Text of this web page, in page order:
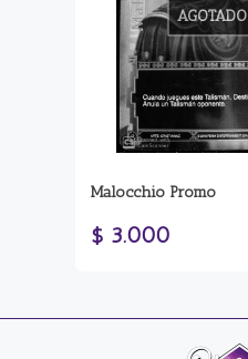
AGOTADO
Malocchio Promo
$ 3.000